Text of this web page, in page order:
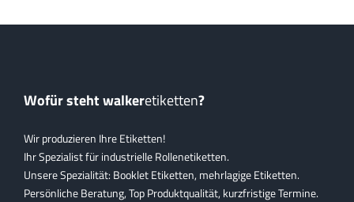
Wofür steht walkeretiketten?
Wir produzieren Ihre Etiketten!
Ihr Spezialist für industrielle Rollenetiketten.
Unsere Spezialität: Booklet Etiketten, mehrlagige Etiketten.
Persönliche Beratung, Top Produktqualität, kurzfristige Termine.